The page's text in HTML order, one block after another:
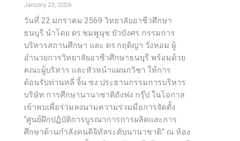
January 23, 2026
วันที่ 22 มกราคม 2569 วิทยาลัยอาชีวศึกษา
ธนบุรี นำโดย ดร.ชมพูนุช บัวบังศร กรรมการ
บริหารสถานศึกษา และ ดร.กฤติญา วังหอม ผู้
อำนวยการวิทยาลัยอาชีวศึกษาธนบุรี พร้อมด้วย
คณะผู้บริหาร และหัวหน้าแผนกวิชา ให้การ
ต้อนรับท่านหลี่ จิ้น ซง ประธานกรรมการบริหาร
บริษัท การศึกษานานาชาติถังฟง กรุ๊ป ในโอกาส
เข้าพบเพื่อร่วมลงนามความร่วมมือการจัดตั้ง
“ศูนย์ฝึกปฏิบัติการบูรณาการการผลิตและการ
ศึกษาด้านกำลังคนดิจิทัลระดับนานาชาติ” ณ ห้อง